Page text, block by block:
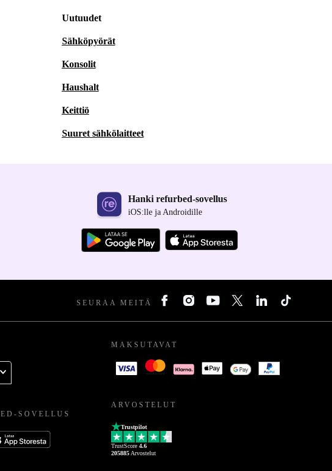
Uutuudet
Sähköpyörät
Konsolit
Haushalt
Keittiö
Suuret sähkölaitteet
Hanki refurbed-sovellus
iOS:lle ja Androidille
SEURAA MEITÄ
SOVELLUS
MAKSUTAVAT
ARVOSTELUT
Trustpilot
TrustScore 4.6
205885 Arvostelut